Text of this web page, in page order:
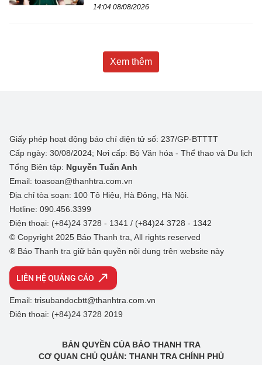
14:04 08/08/2026
Xem thêm
Giấy phép hoạt động báo chí điện tử số: 237/GP-BTTTT
Cấp ngày: 30/08/2024; Nơi cấp: Bộ Văn hóa - Thể thao và Du lịch
Tổng Biên tập: Nguyễn Tuấn Anh
Email: toasoan@thanhtra.com.vn
Địa chỉ tòa soạn: 100 Tô Hiệu, Hà Đông, Hà Nội.
Hotline: 090.456.3399
Điện thoại: (+84)24 3728 - 1341 / (+84)24 3728 - 1342
© Copyright 2025 Báo Thanh tra, All rights reserved
® Báo Thanh tra giữ bản quyền nội dung trên website này
LIÊN HỆ QUẢNG CÁO
Email: trisubandocbtt@thanhtra.com.vn
Điện thoại: (+84)24 3728 2019
BẢN QUYỀN CỦA BÁO THANH TRA
CƠ QUAN CHỦ QUẢN: THANH TRA CHÍNH PHỦ